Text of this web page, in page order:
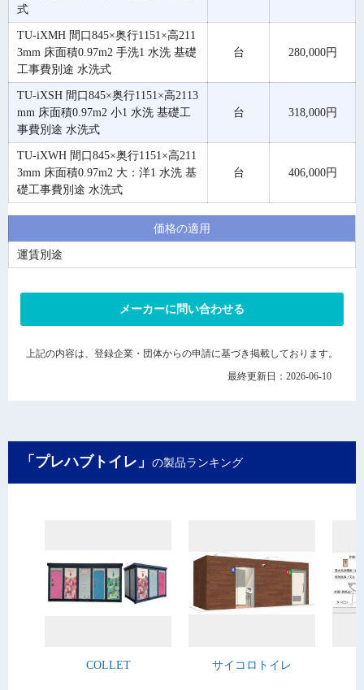
式
TU-iXMH 間口845×奥行1151×高211
3mm 床面積0.97m2 手洗1 水洗 基礎
工事費別途 水洗式
台 280,000円
TU-iXSH 間口845×奥行1151×高2113
mm 床面積0.97m2 小1 水洗 基礎工
事費別途 水洗式
台 318,000円
TU-iXWH 間口845×奥行1151×高211
3mm 床面積0.97m2 大：洋1 水洗 基
礎工事費別途 水洗式
台 406,000円
価格の適用
運賃別途
メーカーに問い合わせる
上記の内容は、登録企業・団体からの申請に基づき掲載しております。
最終更新日：2026-06-10
「プレハブトイレ」 の製品ランキング
COLLET サイコロトイレ